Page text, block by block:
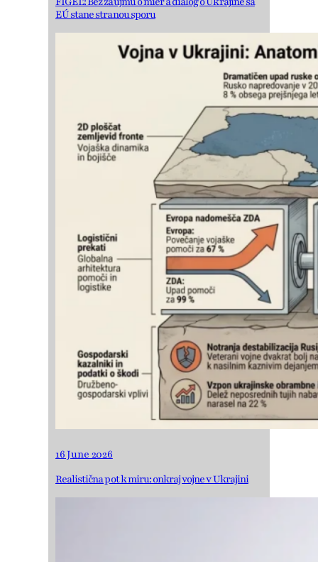
EÚ stane stranou sporu
16 June 2026
Realistična pot k miru: onkraj vojne v Ukrajini